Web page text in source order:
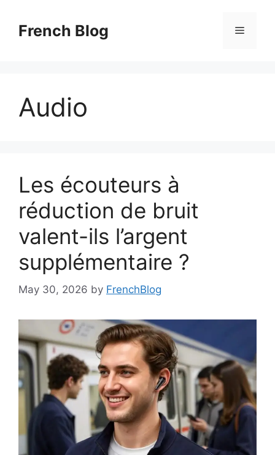
contentFrench Blog Menu
Audio
Les écouteurs à
réduction de bruit
valent-ils l’argent
supplémentaire ?
May 30, 2026 by FrenchBlog